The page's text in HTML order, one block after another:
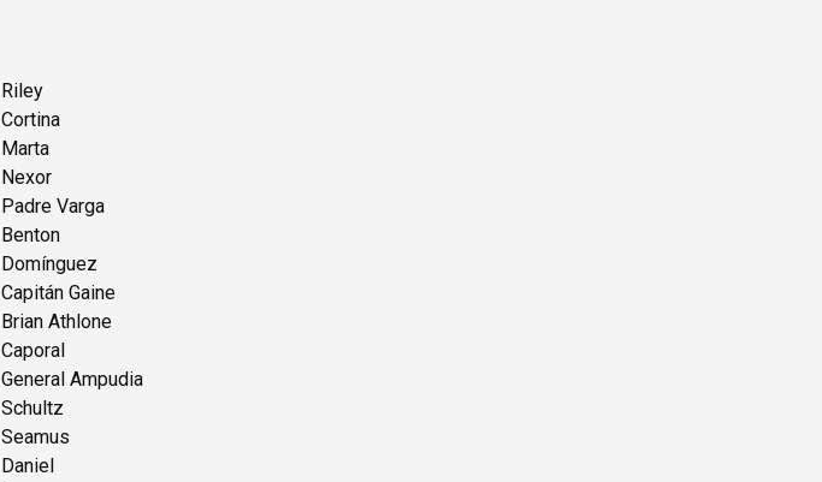
Riley
Cortina
Marta
Nexor
Padre Varga
Benton
Domínguez
Capitán Gaine
Brian Athlone
Caporal
General Ampudia
Schultz
Seamus
Daniel